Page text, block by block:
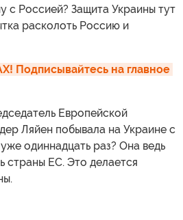
с Россией? Защита Украины тут
расколоть Россию и
Подписывайтесь на главное
Европейской
Ляйен побывала на Украине с
одиннадцать раз? Она ведь
страны ЕС. Это делается